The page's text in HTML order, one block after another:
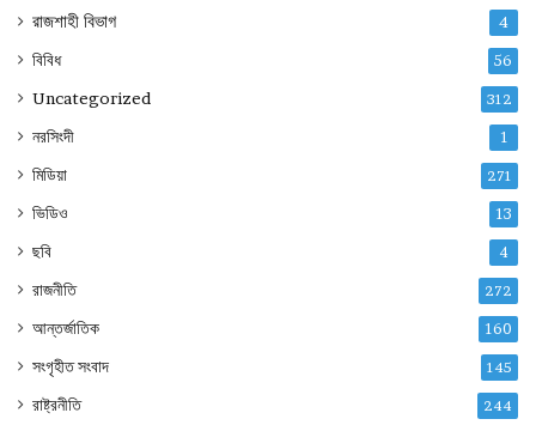
রাজশাহী বিভাগ 4
বিবিধ 56
Uncategorized 312
নরসিংদী 1
মিডিয়া 271
ভিডিও 13
ছবি 4
রাজনীতি 272
আন্তর্জাতিক 160
সংগৃহীত সংবাদ 145
রাষ্ট্রনীতি 244